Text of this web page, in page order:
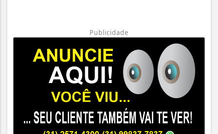
Publicidade